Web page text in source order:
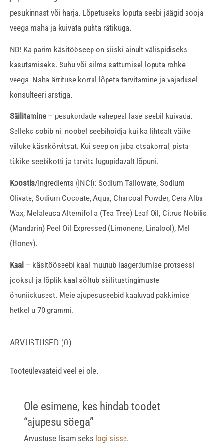
pesukinnast või harja. Lõpetuseks loputa seebi jäägid sooja
veega maha ja kuivata puhta rätikuga.
NB! Ka parim käsitööseep on siiski ainult välispidiseks
kasutamiseks. Suhu või silma sattumisel loputa rohke
veega. Naha ärrituse korral lõpeta tarvitamine ja vajadusel
konsulteeri arstiga.
Säilitamine – pesukordade vahepeal lase seebil kuivada.
Selleks sobib nii noobel seebihoidja kui ka lihtsalt väike
viiluke käsnkõrvitsat. Kui seep on juba otsakorral, pista
tükike seebikotti ja tarvita lugupidavalt lõpuni.
Koostis/Ingredients (INCI): Sodium Tallowate, Sodium
Olivate, Sodium Cocoate, Aqua, Charcoal Powder, Cera Alba
Wax, Melaleuca Alternifolia (Tea Tree) Leaf Oil, Citrus Nobilis
(Mandarin) Peel Oil Expressed (Limonene, Linalool), Mel
(Honey).
Kaal – käsitööseebi kaal muutub laagerdumise protsessi
jooksul ja lõplik kaal sõltub säilitustingimuste
õhuniiskusest. Meie ajupesuseebid kaaluvad pakkimise
hetkel u 70 grammi.
ARVUSTUSED (0)
Tooteülevaateid veel ei ole.
Ole esimene, kes hindab toodet
“ajupesu söega”
Arvustuse lisamiseks logi sisse.